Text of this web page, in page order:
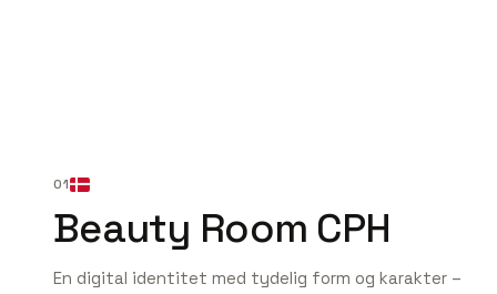
01
Beauty Room CPH
En digital identitet med tydelig form og karakter –